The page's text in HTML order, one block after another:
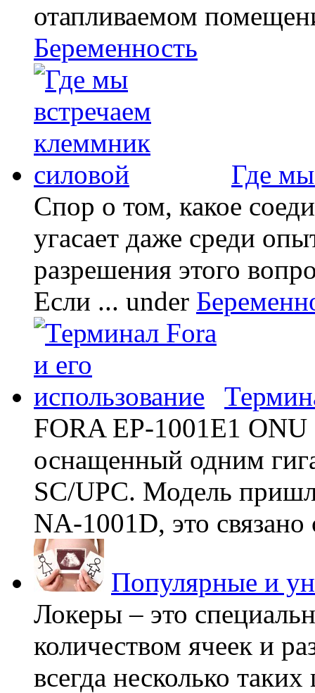
отапливаемом
Беременность
Где
Спор о том, какое
угасает даже среди
разрешения этого
Если ... under
FORA EP-1001E1 ONU
оснащенный одним
SC/UPC. Модель
NA-1001D, это связано
Популярные и
Локеры – это
количеством ячеек и
всегда несколько